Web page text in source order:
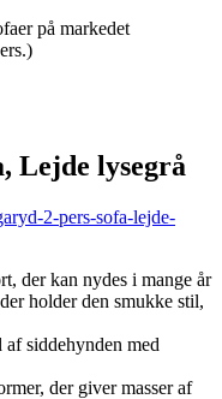
på markedet
Lejde lysegrå
2-pers-sofa-lejde-
der kan nydes i mange år
holder den smukke stil,
siddehynden med
der giver masser af